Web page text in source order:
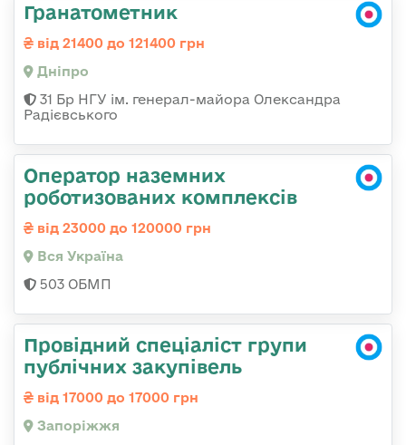
Гранатометник
від 21400 до 121400 грн
Дніпро
31 Бр НГУ ім. генерал-майора Олександра
Радієвського
Оператор наземних
роботизованих комплексів
від 23000 до 120000 грн
Вся Україна
503 ОБМП
Провідний спеціаліст групи
публічних закупівель
від 17000 до 17000 грн
Запоріжжя